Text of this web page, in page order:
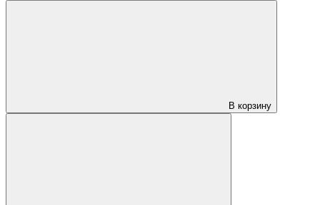
В корзину